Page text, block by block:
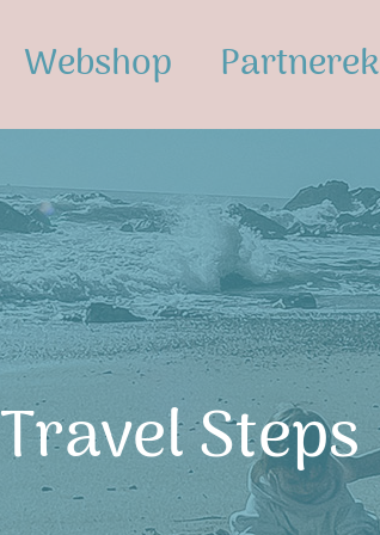
Webshop Partnerek
Travel Steps